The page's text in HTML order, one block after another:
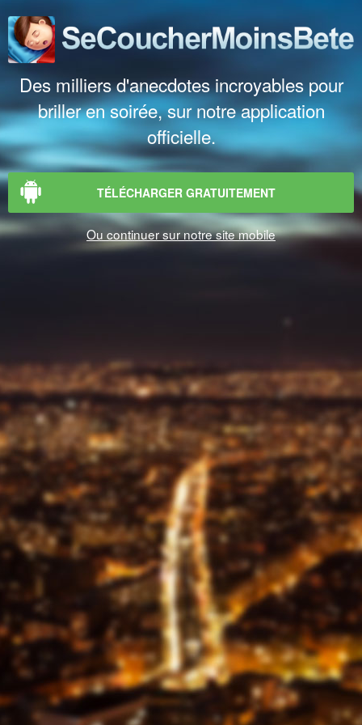
Des milliers d'anecdotes incroyables pour
briller en soirée, sur notre application
officielle.
TÉLÉCHARGER GRATUITEMENT
Ou continuer sur notre site mobile